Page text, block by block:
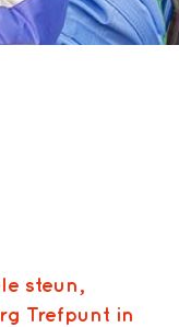
steun,
Trefpunt in